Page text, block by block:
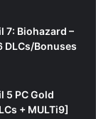
7: Biohazard –
DLCs/Bonuses
5 PC Gold
+ MULTi9]